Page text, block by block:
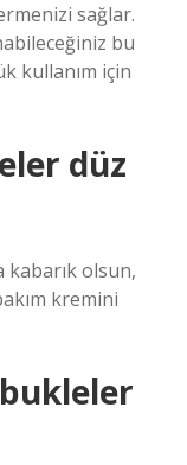
sağlar.
bu
kullanım için
düz
kabarık olsun,
kremini